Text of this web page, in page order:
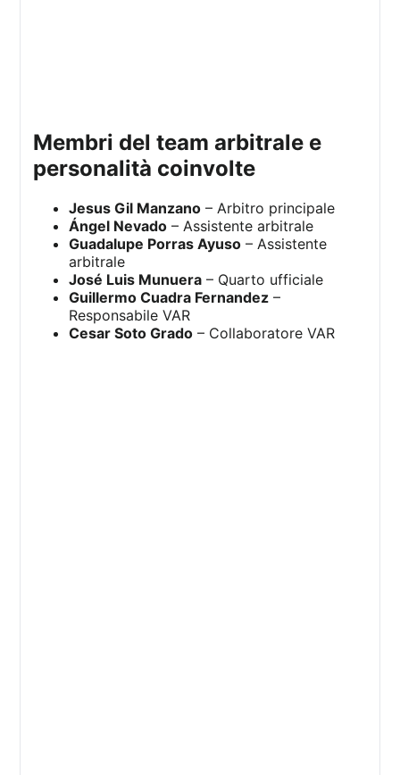
membri del team arbitrale e
personalità coinvolte
Jesus Gil Manzano – Arbitro principale
Ángel Nevado – Assistente arbitrale
Guadalupe Porras Ayuso – Assistente
arbitrale
José Luis Munuera – Quarto ufficiale
Guillermo Cuadra Fernandez –
Responsabile VAR
Cesar Soto Grado – Collaboratore VAR